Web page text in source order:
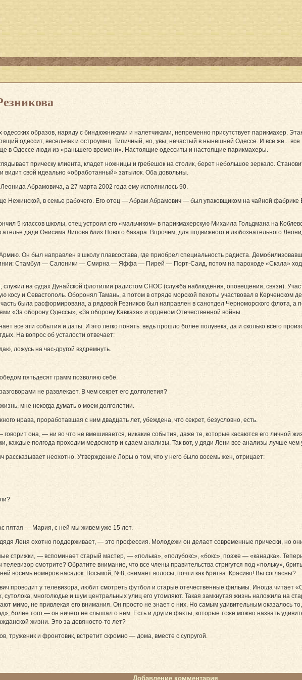
одесских образов, наряду с биндюжниками и налетчиками, непременно присутствует парикмахер.
одессит, весельчак и остроумец. Типичный, но, увы, нечастый в нынешней Одессе. И все же... все
в Одессе люди из «раньшего времени». Настоящие одесситы и настоящие парикмахеры.
прическу клиента, кладет ножницы и гребешок на столик, берет небольшое зеркало.
видит свой идеально «обработанный» затылок. Оба довольны.
Абрамовича, а 27 марта 2002 года ему исполнилось 90.
Нежинской, в семье рабочего. Его отец — Абрам Абрамович — был упаковщиком на чайной
5 классов школы, отец устроил его «мальчиком» в парикмахерскую Михаила Гольдмана на
ателье дяди Онисима Липова близ Нового базара. Впрочем, для подвижного и любознательного
Он был направлен в школу плавсостава, где приобрел специальность радиста.
Стамбул — Салоники — Смирна — Яффа — Пирей — Порт-Саид, потом на пароходе «Скала»
служил на судах Дунайской флотилии радистом СНОС (служба наблюдения, оповещения, связи).
косу и Севастополь. Оборонял Тамань, а потом в отряде морской пехоты участвовал в Керченском
была расформирована, а рядовой Резников был направлен в санотдел Черноморского флота, а
«За оборону Одессы», «За оборону Кавказа» и орденом Отечественной войны.
все эти события и даты. И это легко понять: ведь прошло более полувека, да и сколько всего
На вопрос об усталости отвечает:
ложусь на час-другой вздремнуть.
пятьдесят грамм позволяю себе.
не развлекает. В чем секрет его долголетия?
мне некогда думать о моем долголетии.
нрава, проработавшая с ним двадцать лет, убеждена, что секрет, безусловно, есть.
она, — ни во что не вмешивается, никакие события, даже те, которые касаются его личной
каждые полгода проходим медосмотр и сдаем анализы. Так вот, у дяди Лени все анализы лучше чем
неохотно. Утверждение Лоры о том, что у него было восемь жен, отрицает:
пятая — Мария, с ней мы живем уже 15 лет.
Леня охотно поддерживает, — это профессия. Молодежи он делает современные прически, но
стрижки, — вспоминает старый мастер, — «полька», «полубокс», «бокс», позже — «канадка».
смотрите? Обратите внимание, что все члены правительства стригутся под «польку»,
восемь номеров насадок. Восьмой, №8, снимает волосы, почти как бритва. Красиво! Вы согласны?
проводит у телевизора, любит смотреть футбол и старые отечественные фильмы. Иногда читает
сутолока, многолюдье и шум центральных улиц его утомляют. Такая замкнутая жизнь наложила на
мимо, не привлекая его внимания. Он просто не знает о них. Но самым удивительным оказалось
более того — он ничего не слышал о нем. Есть и другие факты, которые тоже можно назвать
жизни. Это за девяносто-то лет?
труженик и фронтовик, встретит скромно — дома, вместе с супругой.
Добавление комментария